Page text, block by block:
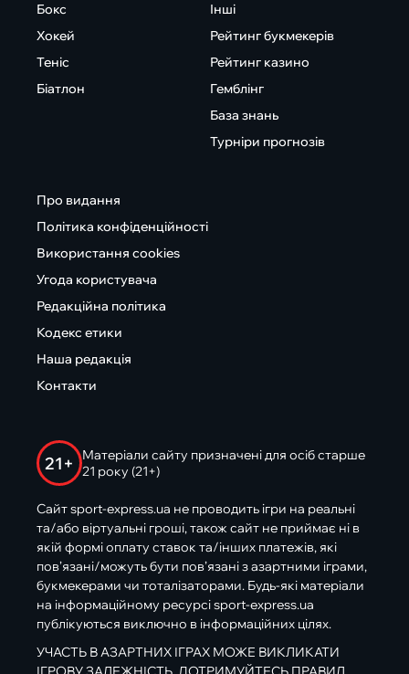
Бокс
Хокей
Теніс
Біатлон
Інші
Рейтинг букмекерів
Рейтинг казино
Гемблінг
База знань
Турніри прогнозів
Про видання
Політика конфіденційності
Використання cookies
Угода користувача
Редакційна політика
Кодекс етики
Наша редакція
Контакти
21+
Матеріали сайту призначені для осіб старше
21 року (21+)
Сайт sport-express.ua не проводить ігри на реальні
та/або віртуальні гроші, також сайт не приймає ні в
якій формі оплату ставок та/інших платежів, які
пов’язані/можуть бути пов’язані з азартними іграми,
букмекерами чи тоталізаторами. Будь-які матеріали
на інформаційному ресурсі sport-express.ua
публікуються виключно в інформаційних цілях.
УЧАСТЬ В АЗАРТНИХ ІГРАХ МОЖЕ ВИКЛИКАТИ